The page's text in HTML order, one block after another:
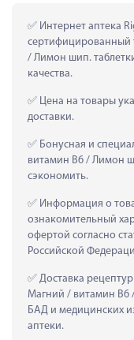
Интернет аптека
сертифицированный
/ Лимон шип.
качества.
Цена на товары
доставки.
Бонусная и
витамин В6 / Лимон
сэкономить.
Информация о
ознакомительный
офертой согласно
Российской
Доставка
Магний / витамин В6
БАД и медицинских
аптеки.